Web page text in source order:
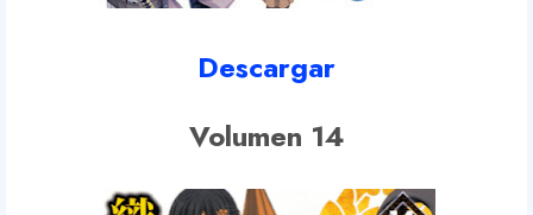
Descargar
Volumen 14